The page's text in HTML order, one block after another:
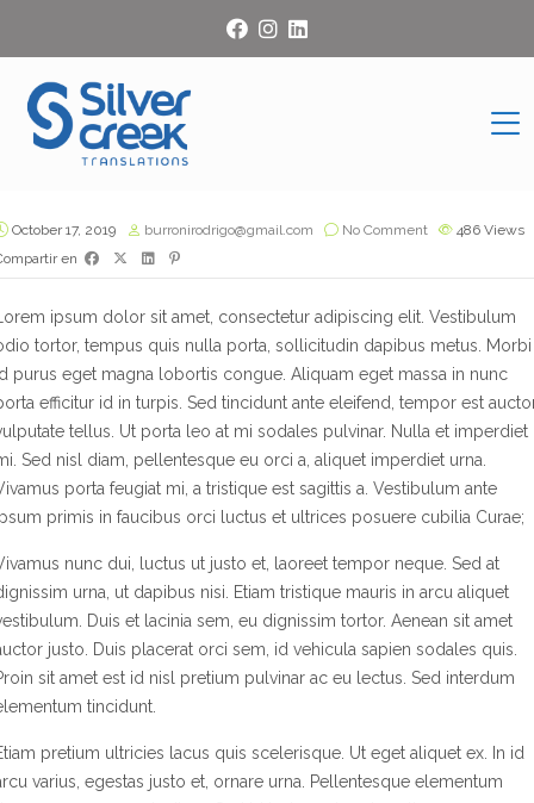
October 17, 2019 burronirodrigo@gmail.com No Comment 486 Views
en
ipsum dolor sit amet, consectetur adipiscing elit. Vestibulum
tortor, tempus quis nulla porta, sollicitudin dapibus metus. Morbi
purus eget magna lobortis congue. Aliquam eget massa in nunc
efficitur id in turpis. Sed tincidunt ante eleifend, tempor est
tellus. Ut porta leo at mi sodales pulvinar. Nulla et imperdiet
Sed nisl diam, pellentesque eu orci a, aliquet imperdiet urna.
porta feugiat mi, a tristique est sagittis a. Vestibulum ante
primis in faucibus orci luctus et ultrices posuere cubilia Curae;
nunc dui, luctus ut justo et, laoreet tempor neque. Sed at
urna, ut dapibus nisi. Etiam tristique mauris in arcu aliquet
Duis et lacinia sem, eu dignissim tortor. Aenean sit amet
justo. Duis placerat orci sem, id vehicula sapien sodales quis.
sit amet est id nisl pretium pulvinar ac eu lectus. Sed interdum
tincidunt.
pretium ultricies lacus quis scelerisque. Ut eget aliquet ex. In id
varius, egestas justo et, ornare urna. Pellentesque elementum